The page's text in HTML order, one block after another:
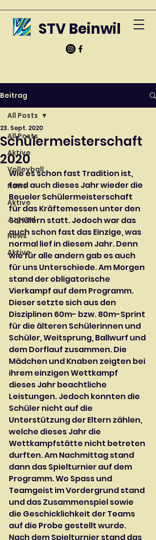
STV Beinwil
Beitrag
All Posts
Aktive
Volleyball
News
Aktive
Jugend
News
Aktive
All Posts
Schülermeisterschaft
2020
23. Sept. 2020
Wie es schon fast Tradition ist,
fand auch dieses Jahr wieder die
Beueler Schülermeisterschaft
für das Kräftemessen unter den
Schülern statt. Jedoch war das
auch schon fast das Einzige, was
normal lief in diesem Jahr. Denn
wie für alle andern gab es auch
für uns Unterschiede. Am Morgen
stand der obligatorische
Vierkampf auf dem Programm.
Dieser setzte sich aus den
Disziplinen 60m- bzw. 80m-Sprint
für die älteren Schülerinnen und
Schüler, Weitsprung, Ballwurf und
dem Dorflauf zusammen. Die
Mädchen und Knaben zeigten bei
ihrem einzigen Wettkampf
dieses Jahr beachtliche
Leistungen. Jedoch konnten die
Schüler nicht auf die
Unterstützung der Eltern zählen,
welche dieses Jahr die
Wettkampfstätte nicht betreten
durften. Am Nachmittag stand
dann das Spielturnier auf dem
Programm. Wo Spass und
Teamgeist im Vordergrund stand
und das Zusammenspiel sowie
die Geschicklichkeit der Teams
auf die Probe gestellt wurde.
Nach dem Spielturnier stand das